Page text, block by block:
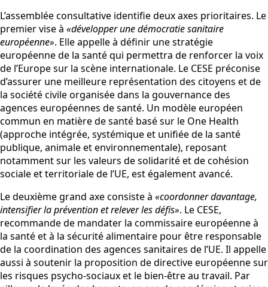
L’assemblée consultative identifie deux axes prioritaires. Le
premier vise à «développer une démocratie sanitaire
européenne». Elle appelle à définir une stratégie
européenne de la santé qui permettra de renforcer la voix
de l’Europe sur la scène internationale. Le CESE préconise
d’assurer une meilleure représentation des citoyens et de
la société civile organisée dans la gouvernance des
agences européennes de santé. Un modèle européen
commun en matière de santé basé sur le One Health
(approche intégrée, systémique et unifiée de la santé
publique, animale et environnementale), reposant
notamment sur les valeurs de solidarité et de cohésion
sociale et territoriale de l’UE, est également avancé.
Le deuxième grand axe consiste à «coordonner davantage,
intensifier la prévention et relever les défis». Le CESE,
recommande de mandater la commissaire européenne à
la santé et à la sécurité alimentaire pour être responsable
de la coordination des agences sanitaires de l’UE. Il appelle
aussi à soutenir la proposition de directive européenne sur
les risques psycho-sociaux et le bien-être au travail. Par